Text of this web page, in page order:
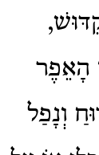
הָאֵפֶר
וְנָפַל